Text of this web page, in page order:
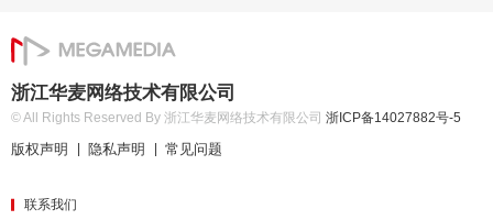
浙江华麦网络技术有限公司
© All Rights Reserved By 浙江华麦网络技术有限公司 浙ICP备14027882号-5
版权声明 隐私声明 常见问题
联系我们